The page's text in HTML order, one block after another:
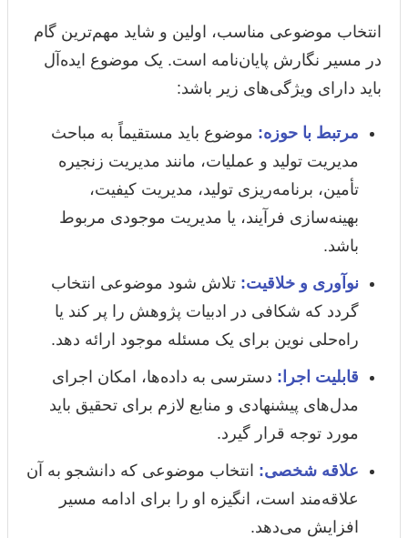
انتخاب موضوعی مناسب، اولین و شاید مهم‌ترین گام
در مسیر نگارش پایان‌نامه است. یک موضوع ایده‌آل
باید دارای ویژگی‌های زیر باشد:
مرتبط با حوزه: موضوع باید مستقیماً به مباحث
مدیریت تولید و عملیات، مانند مدیریت زنجیره
تأمین، برنامه‌ریزی تولید، مدیریت کیفیت،
بهینه‌سازی فرآیند، یا مدیریت موجودی مربوط
باشد.
نوآوری و خلاقیت: تلاش شود موضوعی انتخاب
گردد که شکافی در ادبیات پژوهش را پر کند یا
راه‌حلی نوین برای یک مسئله موجود ارائه دهد.
قابلیت اجرا: دسترسی به داده‌ها، امکان اجرای
مدل‌های پیشنهادی و منابع لازم برای تحقیق باید
مورد توجه قرار گیرد.
علاقه شخصی: انتخاب موضوعی که دانشجو به آن
علاقه‌مند است، انگیزه او را برای ادامه مسیر
افزایش می‌دهد.